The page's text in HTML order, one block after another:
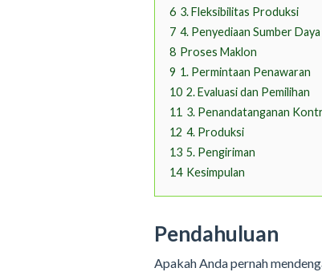
6 3. Fleksibilitas Produksi
7 4. Penyediaan Sumber Daya
8 Proses Maklon
9 1. Permintaan Penawaran
10 2. Evaluasi dan Pemilihan
11 3. Penandatanganan
12 4. Produksi
13 5. Pengiriman
14 Kesimpulan
Pendahuluan
Apakah Anda pernah